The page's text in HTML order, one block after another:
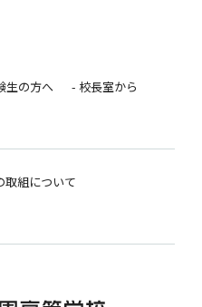
生の方へ
- 校長室から
取組について